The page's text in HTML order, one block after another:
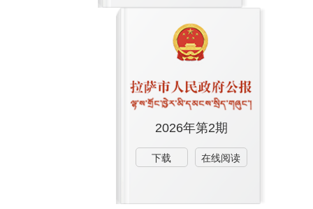
2026年第2期
下载 在线阅读